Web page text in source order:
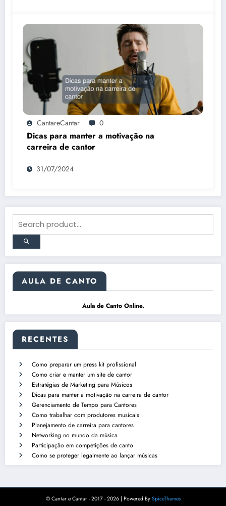
CantareCantar 0
Dicas para manter a motivação na
carreira de cantor
31/07/2024
AULA DE CANTO
Aula de Canto Online.
RECENTES
Como preparar um press kit profissional
Como criar e manter um site de cantor
Estratégias de Marketing para Músicos
Dicas para manter a motivação na carreira de cantor
Gerenciamento de Tempo para Cantores
Como trabalhar com produtores musicais
Planejamento de carreira para cantores
Networking no mundo da música
Participação em competições de canto
Como se proteger legalmente ao lançar músicas
© Cantar e Cantar - 2017 - 2026 | Powered By SpiceThemes